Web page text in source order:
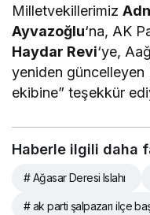
Milletvekillerimiz
Ayvazoğlu‘na, AK
Haydar Revi‘ye,
yeniden
ekibine” teşekkür
Haberle ilgili daha
# Ağasar Deresi Islahı
# ak parti şalpazarı ilçe